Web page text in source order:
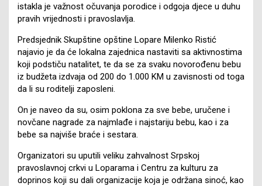
istakla je važnost očuvanja porodice i odgoja djece u duhu
pravih vrijednosti i pravoslavlja.
Predsjednik Skupštine opštine Lopare Milenko Ristić
najavio je da će lokalna zajednica nastaviti sa aktivnostima
koji podstiču natalitet, te da se za svaku novorođenu bebu
iz budžeta izdvaja od 200 do 1.000 KM u zavisnosti od toga
da li su roditelji zaposleni.
On je naveo da su, osim poklona za sve bebe, uručene i
novčane nagrade za najmlađe i najstariju bebu, kao i za
bebe sa najviše braće i sestara.
Organizatori su uputili veliku zahvalnost Srpskoj
pravoslavnoj crkvi u Loparama i Centru za kulturu za
doprinos koji su dali organizacije koja je održana sinoć, kao